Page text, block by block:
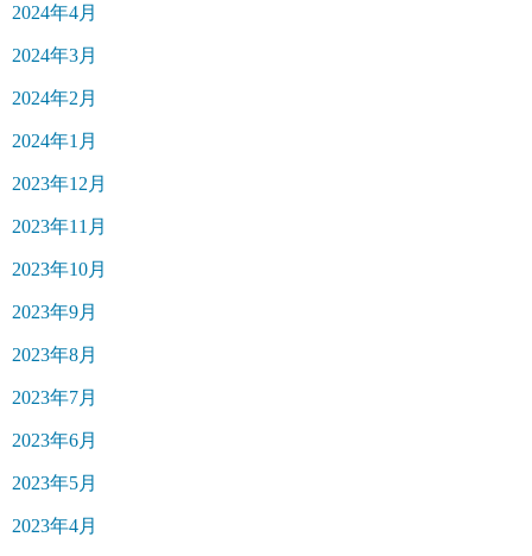
2024年4月
2024年3月
2024年2月
2024年1月
2023年12月
2023年11月
2023年10月
2023年9月
2023年8月
2023年7月
2023年6月
2023年5月
2023年4月